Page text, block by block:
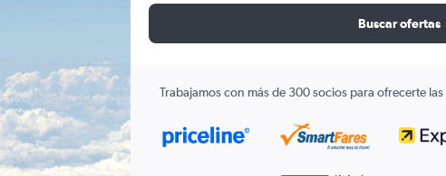
Buscar ofertas
Trabajamos con más de 300 socios para ofrecerte